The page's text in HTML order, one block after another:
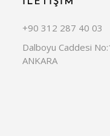
+90 312 287 40 03
Dalboyu Caddesi
ANKARA